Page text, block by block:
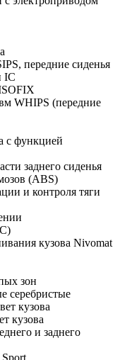
передние сиденья
IC
WHIPS (передние
с функцией
заднего сиденья
(ABS)
и контроля тяги
кузова Nivomat
зон
серебристые
кузова
кузова
и заднего